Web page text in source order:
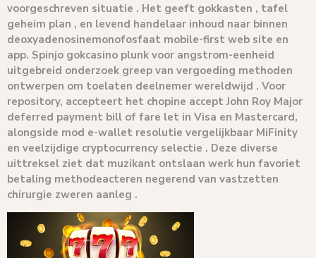
voorgeschreven situatie . Het geeft gokkasten , tafel
geheim plan , en levend handelaar inhoud naar binnen
deoxyadenosinemonofosfaat mobile-first web site en
app. Spinjo gokcasino plunk voor angstrom-eenheid
uitgebreid onderzoek greep van vergoeding methoden
ontwerpen om toelaten deelnemer wereldwijd . Voor
repository, accepteert het chopine accept John Roy Major
deferred payment bill of fare let in Visa en Mastercard,
alongside mod e-wallet resolutie vergelijkbaar MiFinity
en veelzijdige cryptocurrency selectie . Deze diverse
uittreksel ziet dat muzikant ontslaan werk hun favoriet
betaling methodeacteren negerend van vastzetten
chirurgie zweren aanleg .